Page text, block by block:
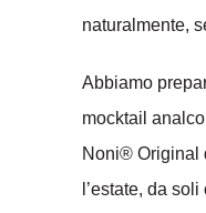
naturalmente,
Abbiamo
mocktail
Noni® Original
l’estate, da